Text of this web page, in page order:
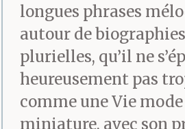
familles et des
Son voisin, un
prédicateur
longues phrases
autour de
plurielles, qu’il ne
heureusement pas
comme une Vie
miniature, avec son